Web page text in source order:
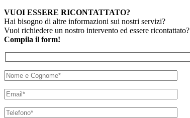
VUOI ESSERE RICONTATTATO?
Hai bisogno di altre informazioni sui nostri servizi?
Vuoi richiedere un nostro intervento ed essere ricontattato?
Compila il form!